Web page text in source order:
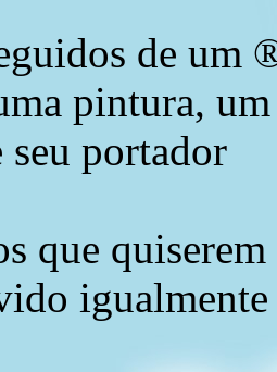
de um
pintura,
seu portador
que